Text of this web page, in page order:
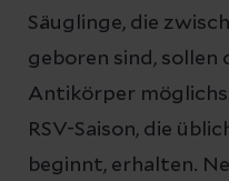
Säuglinge, die
geboren sind, sollen
Antikörper
RSV-Saison, die
beginnt, erhalten.